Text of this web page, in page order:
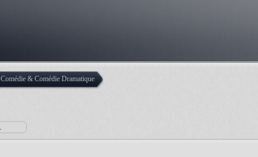
Comédie & Comédie Dramatique